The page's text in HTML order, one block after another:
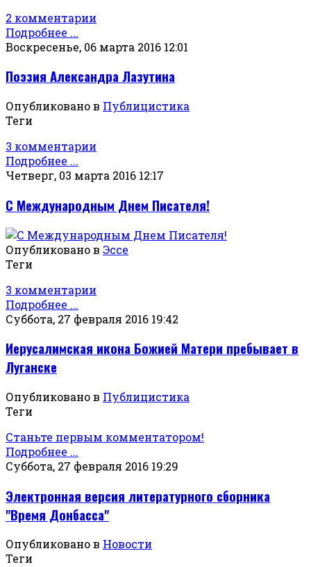
2 комментарии
Подробнее ...
Воскресенье, 06 марта 2016 12:01
Поэзия Александра Лазутина
Опубликовано в Публицистика
Теги
3 комментарии
Подробнее ...
Четверг, 03 марта 2016 12:17
С Международным Днем Писателя!
Опубликовано в Эссе
Теги
3 комментарии
Подробнее ...
Суббота, 27 февраля 2016 19:42
Иерусалимская икона Божией Матери пребывает в
Луганске
Опубликовано в Публицистика
Теги
Станьте первым комментатором!
Подробнее ...
Суббота, 27 февраля 2016 19:29
Электронная версия литературного сборника
"Время Донбасса"
Опубликовано в Новости
Теги